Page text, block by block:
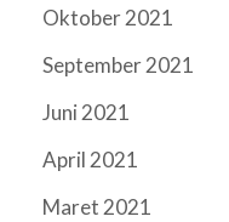
Oktober 2021
September 2021
Juni 2021
April 2021
Maret 2021